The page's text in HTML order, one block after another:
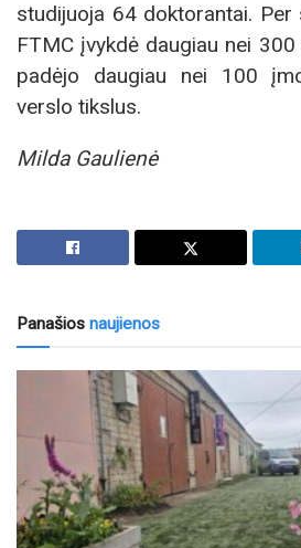
studijuoja 64 doktorantai. Per
FTMC įvykdė daugiau nei
padėjo daugiau nei 100
verslo tikslus.
Milda Gaulienė
Panašios naujienos